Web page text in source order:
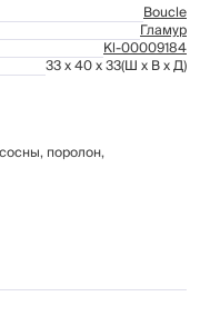
Boucle
Гламур
Kl-00009184
33 x 40 x 33(Ш x В x Д)
поролон,
При сильных
мебели.